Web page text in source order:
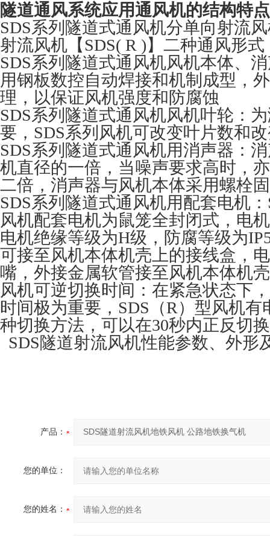
隧道通风系统应用通风机的结构特点
SDS系列隧道式通风机分单向射流
射流风机【SDS( R )】二种通风形式
SDS系列隧道式通风机风机本体、
用钢板数控自动焊接和机制成型，
理，以保证风机强度和防腐蚀
SDS系列隧道式通风机风机叶轮：
要，SDS系列风机可改变叶片数和
SDS系列隧道式通风机用消声器：
机直径的一倍，当噪声要求高时，
二倍，消声器与风机本体采用螺栓
SDS系列隧道式通风机用配套电机
风机配套电机为鼠笼全封闭式，电
电机绝缘等级为H级，防腐等级为
可接至风机本体机壳上的接线盒，
嘴，外接金属软管接至风机本体机
风机可逆切换时间：在紧急状态下
时间极为重要，SDS（R）型风机
种切换方法，可以在30秒内正反切
SDS隧道射流风机性能参数、外形
产品：
您的单位：
您的姓名：